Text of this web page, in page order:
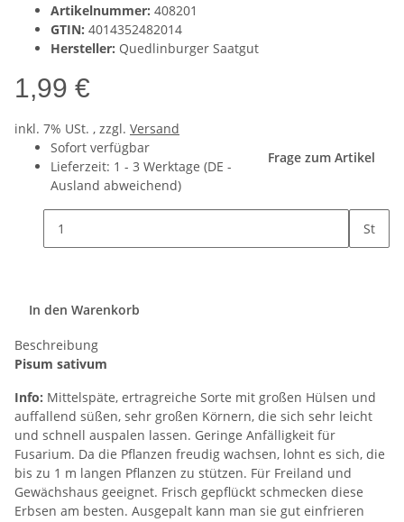
Artikelnummer: 408201
GTIN: 4014352482014
Hersteller: Quedlinburger Saatgut
1,99 €
inkl. 7% USt. , zzgl. Versand
Sofort verfügbar
Lieferzeit: 1 - 3 Werktage (DE -
Ausland abweichend)
Frage zum Artikel
St
In den Warenkorb
Beschreibung
Pisum sativum
Info: Mittelspäte, ertragreiche Sorte mit großen Hülsen und
auffallend süßen, sehr großen Körnern, die sich sehr leicht
und schnell auspalen lassen. Geringe Anfälligkeit für
Fusarium. Da die Pflanzen freudig wachsen, lohnt es sich, die
bis zu 1 m langen Pflanzen zu stützen. Für Freiland und
Gewächshaus geeignet. Frisch gepflückt schmecken diese
Erbsen am besten. Ausgepalt kann man sie gut einfrieren